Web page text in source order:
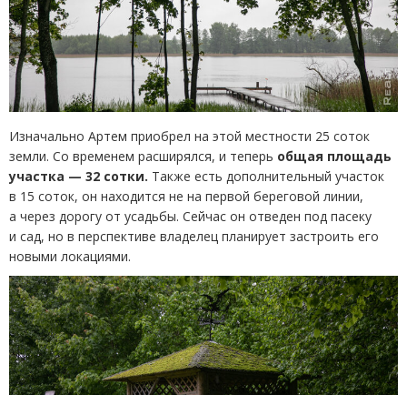
Изначально Артем приобрел на этой местности 25 соток
земли. Со временем расширялся, и теперь общая площадь
участка — 32 сотки. Также есть дополнительный участок
в 15 соток, он находится не на первой береговой линии,
а через дорогу от усадьбы. Сейчас он отведен под пасеку
и сад, но в перспективе владелец планирует застроить его
новыми локациями.